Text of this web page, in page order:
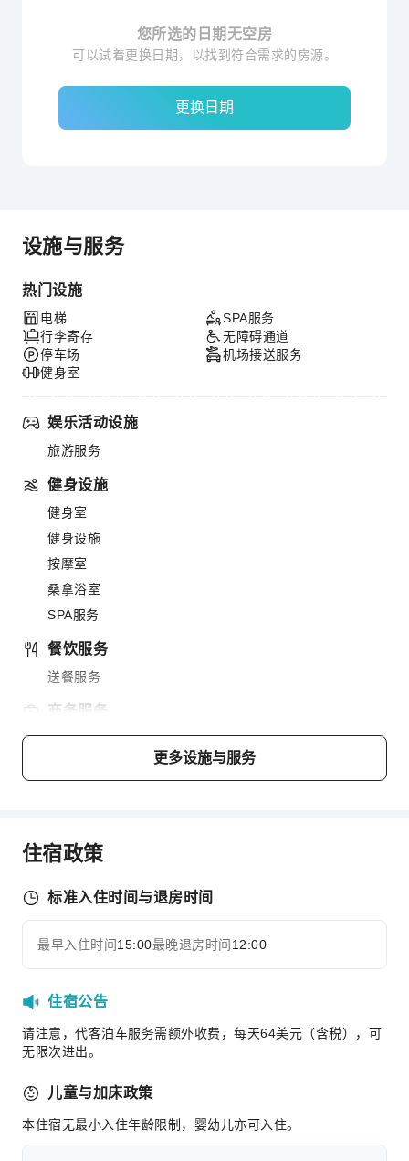
您所选的日期无空房
可以试着更换日期，以找到符合需求的房源。
更换日期
设施与服务
热门设施
电梯
行李寄存
停车场
健身室
SPA服务
无障碍通道
机场接送服务
娱乐活动设施
旅游服务
健身设施
健身室
健身设施
按摩室
桑拿浴室
SPA服务
餐饮服务
送餐服务
商务服务
商务服务
台式电脑
机场接送服务
干洗服务
洗衣服务
公用区wifi
电梯
展开全部
更多设施与服务
住宿政策
标准入住时间与退房时间
最早入住时间15:00最晚退房时间 12:00
住宿公告
请注意，代客泊车服务需额外收费，每天64美元（含税），可
无限次进出。
儿童与加床政策
本住宿无最小入住年龄限制，婴幼儿亦可入住。